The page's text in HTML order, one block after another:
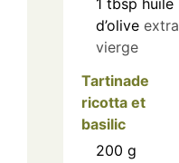
1 tbsp huile
d’olive extra
vierge
Tartinade
ricotta et
basilic
200 g